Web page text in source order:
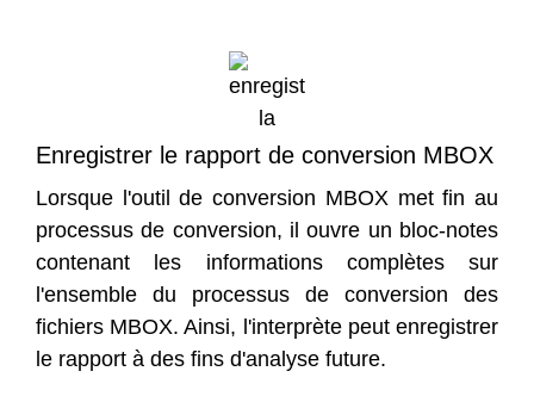
Enregistrer le rapport de conversion MBOX
Lorsque l'outil de conversion MBOX met fin au
processus de conversion, il ouvre un bloc-notes
contenant les informations complètes sur
l'ensemble du processus de conversion des
fichiers MBOX. Ainsi, l'interprète peut enregistrer
le rapport à des fins d'analyse future.